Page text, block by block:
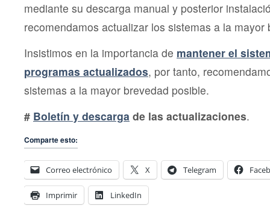
mediante su descarga manual y posterior
recomendamos actualizar los sistemas a la mayor
Insistimos en la importancia de mantener el
programas actualizados, por tanto,
sistemas a la mayor brevedad posible.
# Boletín y descarga de las actualizaciones.
Comparte esto:
Correo electrónico X Telegram
Imprimir LinkedIn